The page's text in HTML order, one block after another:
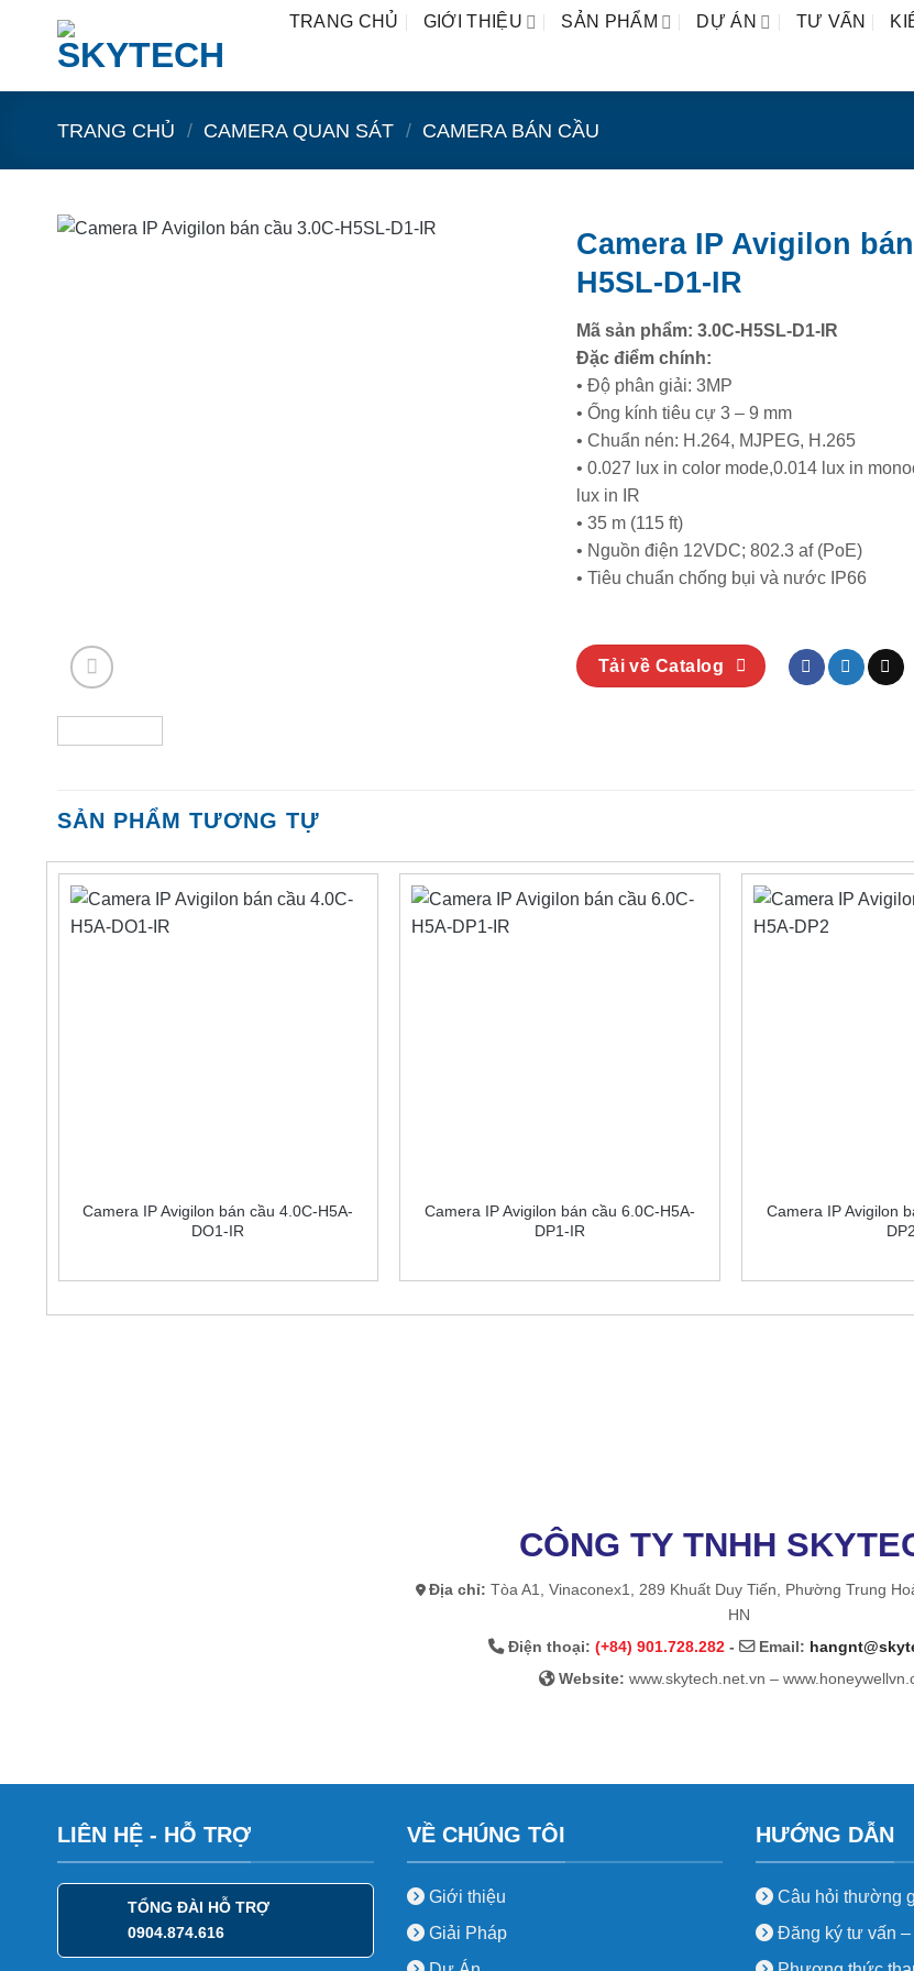
dung
TRANG CHỦ GIỚI THIỆU SẢN PHẨM DỰ ÁN TƯ VẤN
TRANG CHỦ / CAMERA QUAN SÁT / CAMERA BÁN CẦU
Camera IP Avigilon
H5SL-D1-IR
Mã sản phẩm: 3.0C-H5SL-D1-IR
Đặc điểm chính:
• Độ phân giải: 3MP
• Ống kính tiêu cự 3 – 9 mm
• Chuẩn nén: H.264, MJPEG, H.265
• 0.027 lux in color mode,0.014 lux in
lux in IR
• 35 m (115 ft)
• Nguồn điện 12VDC; 802.3 af (PoE)
• Tiêu chuẩn chống bụi và nước IP66
Tải về Catalog
SẢN PHẨM TƯƠNG TỰ
Camera IP Avigilon bán cầu 4.0C-H5A-
DO1-IR
Camera IP Avigilon bán cầu 6.0C-H5A-
DP1-IR
Camera IP Avigilon
DP2
CÔNG TY TNHH
Địa chỉ: Tòa A1, Vinaconex1, 289 Khuất Duy Tiến, Phường Trung
HN
Điện thoại: (+84) 901.728.282 - Email:
Website: www.skytech.net.vn –
LIÊN HỆ - HỖ TRỢ
TỔNG ĐÀI HỖ TRỢ
0904.874.616
VỀ CHÚNG TÔI
Giới thiệu
Giải Pháp
HƯỚNG DẪN
Câu hỏi thường
Đăng ký tư vấn –